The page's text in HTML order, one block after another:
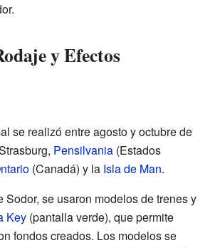
y Efectos
se realizó entre agosto y octubre de
Pensilvania (Estados
(Canadá) y la Isla de Man.
Sodor, se usaron modelos de trenes y
Key (pantalla verde), que permite
fondos creados. Los modelos se